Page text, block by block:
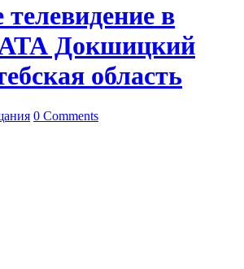
в
Докшицкий
область
0 Comments